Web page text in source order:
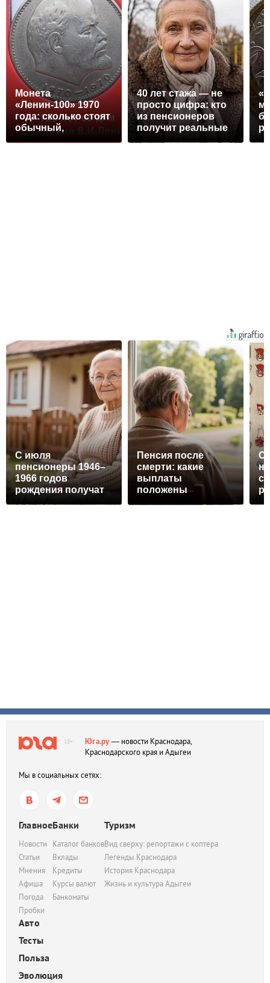
Монета
«Ленин-100» 1970
года: сколько стоят
обычный,
40 лет стажа — не
просто цифра: кто
из пенсионеров
получит реальные
С июля
пенсионеры 1946–
1966 годов
рождения получат
Пенсия после
смерти: какие
выплаты
положены
18+ Юга.ру— новости Краснодара,
Краснодарского края и Адыгеи
Мы в социальных сетях:
Главное
Новости
Статьи
Мнения
Афиша
Погода
Пробки
Банки
Каталог банков
Вклады
Кредиты
Курсы валют
Банкоматы
Туризм
Вид сверху: репортажи с коптера
Легенды Краснодара
История Краснодара
Жизнь и культура Адыгеи
Авто
Тесты
Польза
Эволюция